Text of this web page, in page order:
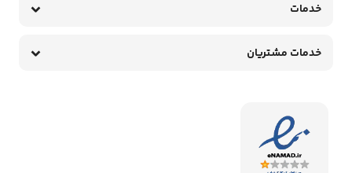
خدمات
خدمات مشتریان